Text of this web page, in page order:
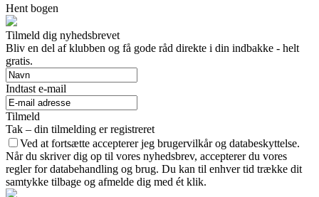
Hent bogen
Tilmeld dig nyhedsbrevet
Bliv en del af klubben og få gode råd direkte i din indbakke - helt
gratis.
Indtast e-mail
Tilmeld
Tak – din tilmelding er registreret
Ved at fortsætte accepterer jeg brugervilkår og databeskyttelse.
Når du skriver dig op til vores nyhedsbrev, accepterer du vores
regler for databehandling og brug. Du kan til enhver tid trække dit
samtykke tilbage og afmelde dig med ét klik.